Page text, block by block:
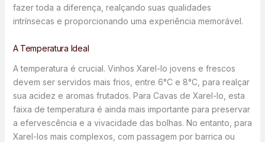
fazer toda a diferença, realçando suas qualidades
intrínsecas e proporcionando uma experiência memorável.
A Temperatura Ideal
A temperatura é crucial. Vinhos Xarel-lo jovens e frescos
devem ser servidos mais frios, entre 6°C e 8°C, para realçar
sua acidez e aromas frutados. Para Cavas de Xarel-lo, esta
faixa de temperatura é ainda mais importante para preservar
a efervescência e a vivacidade das bolhas. No entanto, para
Xarel-los mais complexos, com passagem por barrica ou